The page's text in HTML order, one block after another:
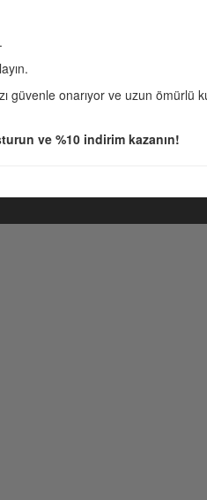
güvenle onarıyor ve uzun ömürlü
ve %10 indirim kazanın!